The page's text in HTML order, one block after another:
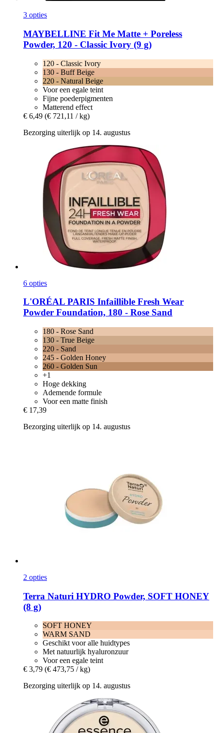
3 opties
MAYBELLINE Fit Me Matte + Poreless
Powder, 120 -​ Classic Ivory (9 g)
120 - Classic Ivory
130 - Buff Beige
220 - Natural Beige
Voor een egale teint
Fijne poederpigmenten
Matterend effect
€ 6,49 (€ 721,11 / kg)
Bezorging uiterlijk op 14. augustus
6 opties
L'ORÉAL PARIS Infaillible Fresh Wear
Powder Foundation, 180 -​ Rose Sand
180 - Rose Sand
130 - True Beige
220 - Sand
245 - Golden Honey
260 - Golden Sun
+1
Hoge dekking
Ademende formule
Voor een matte finish
€ 17,39
Bezorging uiterlijk op 14. augustus
2 opties
Terra Naturi HYDRO Powder, SOFT HONEY
(8 g)
SOFT HONEY
WARM SAND
Geschikt voor alle huidtypes
Met natuurlijk hyaluronzuur
Voor een egale teint
€ 3,79 (€ 473,75 / kg)
Bezorging uiterlijk op 14. augustus